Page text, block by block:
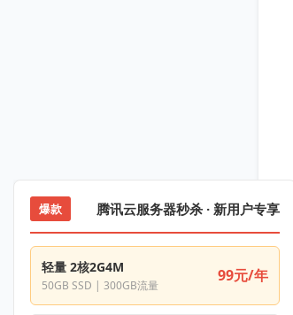
爆款 腾讯云服务器秒杀 · 新用户专享
轻量 2核2G4M
50GB SSD | 300GB流量
99元/年